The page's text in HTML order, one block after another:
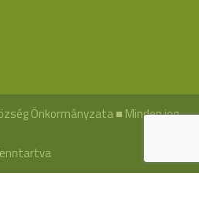
Önkormányzata ■ Minden jog